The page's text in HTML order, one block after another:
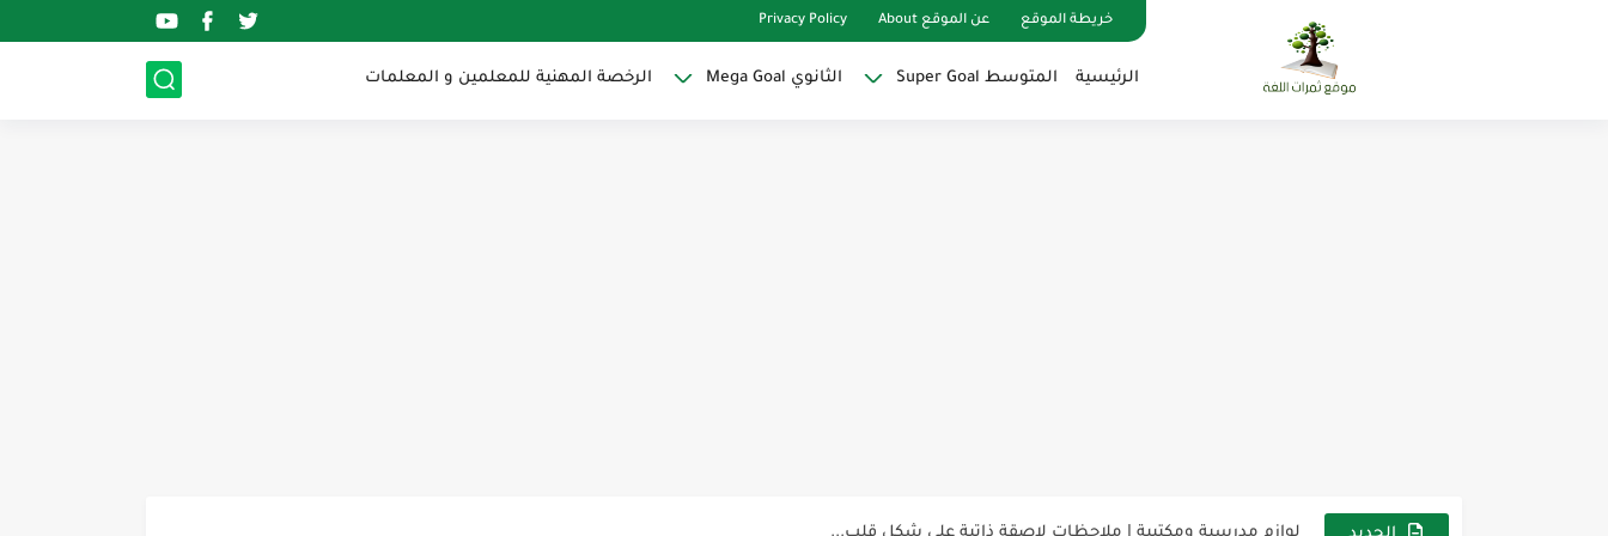
خريطة الموقع عن الموقع About Privacy Policy
الرئيسية المتوسط Super Goal الثانوي Mega Goal الرخصة المهنية للمعلمين و المعلمات